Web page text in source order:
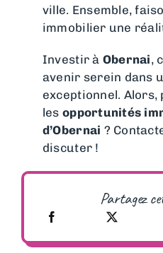
ville. Ensemble,
immobilier une
Investir à Obernai,
avenir serein dans
exceptionnel.
lesopportunités
d’Obernai ?
discuter !
Partagez